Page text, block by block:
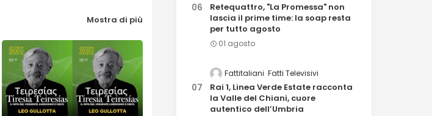
Mostra di più
Retequattro, "La Promessa" non
lascia il prime time: la soap resta
per tutto agosto
01 agosto
Fattitaliani Fatti Televisivi
Rai 1, Linea Verde Estate racconta
la Valle del Chiani, cuore
autentico dell’Umbria